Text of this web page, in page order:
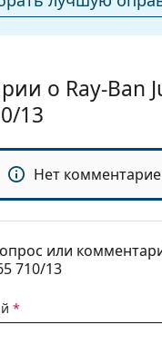
вместо
RB4165 710/13 54
Да
о Ray-Ban
13
Нет
или
710/13
*